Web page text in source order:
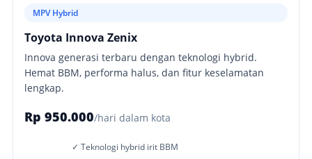
MPV Hybrid
Toyota Innova Zenix
Innova generasi terbaru dengan teknologi hybrid.
Hemat BBM, performa halus, dan fitur keselamatan
lengkap.
Rp 950.000/hari dalam kota
✓ Teknologi hybrid irit BBM